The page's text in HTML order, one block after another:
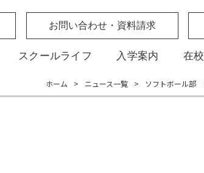
お問い合わせ・資料請求
スクールライフ 入学案内 在
ホーム > ニュース一覧 > ソフトボール